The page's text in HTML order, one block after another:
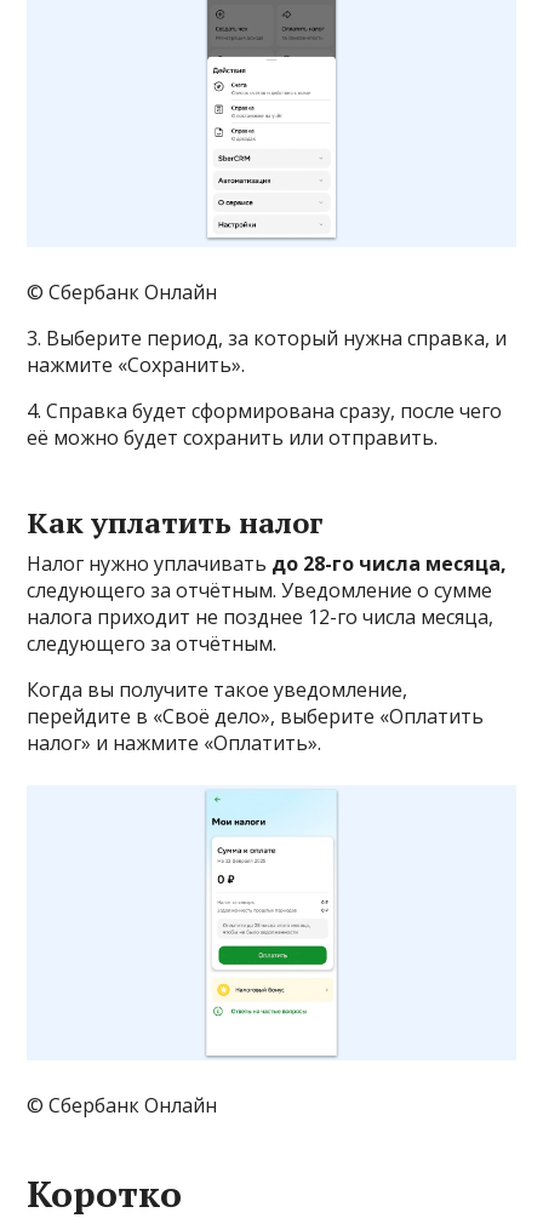
© Сбербанк Онлайн
3. Выберите период, за который нужна справка, и
нажмите «Сохранить».
4. Справка будет сформирована сразу, после чего
её можно будет сохранить или отправить.
Как уплатить налог
Налог нужно уплачивать до 28-го числа месяца,
следующего за отчётным. Уведомление о сумме
налога приходит не позднее 12-го числа месяца,
следующего за отчётным.
Когда вы получите такое уведомление,
перейдите в «Своё дело», выберите «Оплатить
налог» и нажмите «Оплатить».
© Сбербанк Онлайн
Коротко